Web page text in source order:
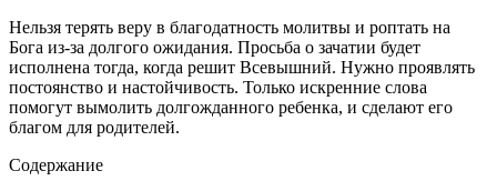
Нельзя терять веру в благодатность молитвы и роптать на
Бога из-за долгого ожидания. Просьба о зачатии будет
исполнена тогда, когда решит Всевышний. Нужно проявлять
постоянство и настойчивость. Только искренние слова
помогут вымолить долгожданного ребенка, и сделают его
благом для родителей.
Содержание